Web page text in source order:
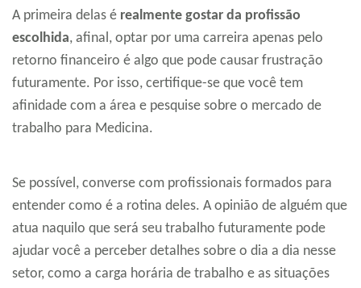
A primeira delas é realmente gostar da profissão
escolhida, afinal, optar por uma carreira apenas pelo
retorno financeiro é algo que pode causar frustração
futuramente. Por isso, certifique-se que você tem
afinidade com a área e pesquise sobre o mercado de
trabalho para Medicina.
Se possível, converse com profissionais formados para
entender como é a rotina deles. A opinião de alguém que
atua naquilo que será seu trabalho futuramente pode
ajudar você a perceber detalhes sobre o dia a dia nesse
setor, como a carga horária de trabalho e as situações